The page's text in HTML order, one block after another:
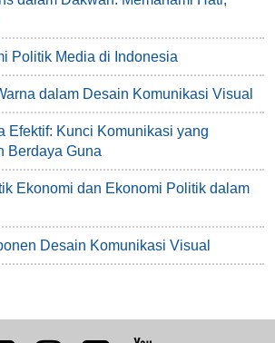
Politik Media di Indonesia
dalam Desain Komunikasi Visual
Efektif: Kunci Komunikasi yang
Berdaya Guna
Ekonomi dan Ekonomi Politik dalam
Desain Komunikasi Visual